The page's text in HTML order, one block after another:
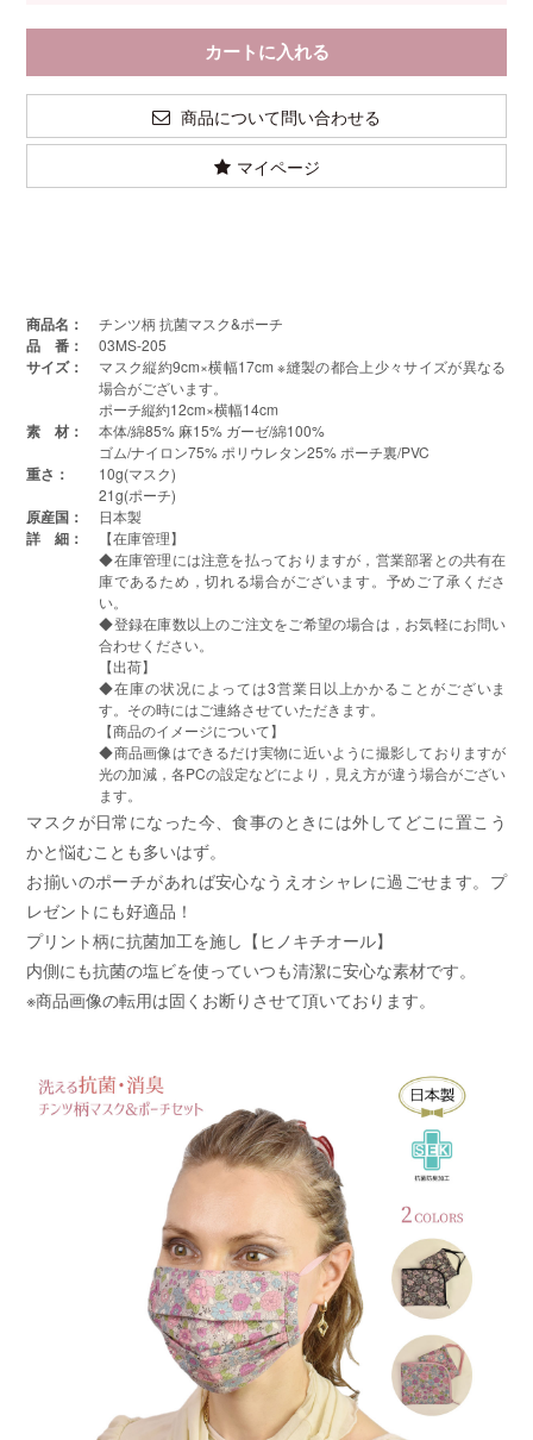
商品について問い合わせる
マイページ
商品名： チンツ柄 抗菌マスク&ポーチ
品 番： 03MS-205
サイズ：
マスク縦約9cm×横幅17cm ※縫製の都合上少々サイズが異なる
場合がございます。
ポーチ縦約12cm×横幅14cm
素 材：
本体/綿85% 麻15% ガーゼ/綿100%
ゴム/ナイロン75% ポリウレタン25% ポーチ裏/PVC
重さ：
10g(マスク)
21g(ポーチ)
原産国： 日本製
詳 細：
【在庫管理】
◆在庫管理には注意を払っておりますが，営業部署との共有在
庫であるため，切れる場合がございます。予めご了承くださ
い。
◆登録在庫数以上のご注文をご希望の場合は，お気軽にお問い
合わせください。
【出荷】
◆在庫の状况によっては3営業日以上かかることがございま
す。その時にはご連絡させていただきます。
【商品のイメージについて】
◆商品画像はできるだけ実物に近いように撮影しておりますが
光の加減，各PCの設定などにより，見え方が違う場合がござい
ます。
マスクが日常になった今、食事のときには外してどこに置こう
かと悩むことも多いはず。
お揃いのポーチがあれば安心なうえオシャレに過ごせます。プ
レゼントにも好適品！
プリント柄に抗菌加工を施し【ヒノキチオール】
内側にも抗菌の塩ビを使っていつも清潔に安心な素材です。
※商品画像の転用は固くお断りさせて頂いております。